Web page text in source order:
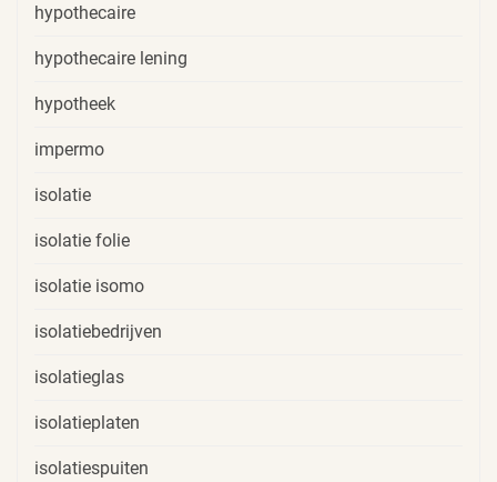
hypothecaire
hypothecaire lening
hypotheek
impermo
isolatie
isolatie folie
isolatie isomo
isolatiebedrijven
isolatieglas
isolatieplaten
isolatiespuiten